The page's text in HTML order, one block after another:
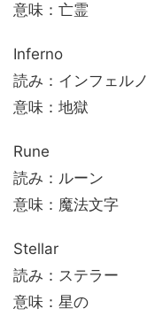
意味：亡霊
Inferno
読み：インフェルノ
意味：地獄
Rune
読み：ルーン
意味：魔法文字
Stellar
読み：ステラー
意味：星の